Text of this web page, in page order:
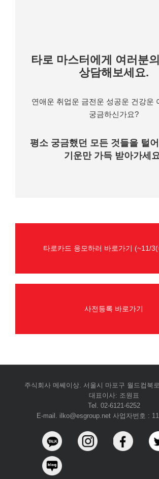
타로 마스터에게 여러분
상담해보세요.
연애운 취업운 금전운 성공운 건강운
궁금하신가요?
평소 궁금했던 모든 것들을 털
기운만 가득 받아가세
타로카드 응모하러 바로가기 (~11/
사전등록 바로가기
주식회사 메쎄이상. 서울시 마포구 월드컵북
대표이사: 조원표
Tel. 02-6121-6252
E-mail. ilko@esgroup.net 사업자번호 :